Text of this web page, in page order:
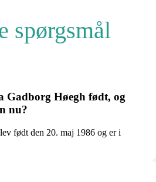
spørgsmål
Gadborg Høegh født, og
nu?
født den 20. maj 1986 og er i